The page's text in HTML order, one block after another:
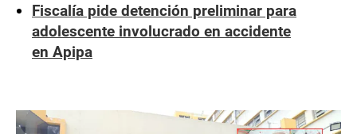
Fiscalía pide detención preliminar para
adolescente involucrado en accidente
en Apipa